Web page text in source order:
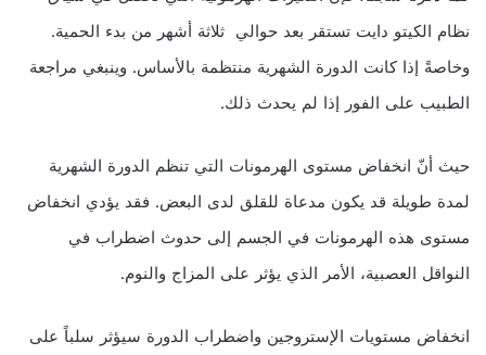
نظام الكيتو دايت تستقر بعد حوالي ثلاثة أشهر من بدء الحمية.
وخاصةً إذا كانت الدورة الشهرية منتظمة بالأساس. وينبغي مراجعة
الطبيب على الفور إذا لم يحدث ذلك.
حيث أنّ انخفاض مستوى الهرمونات التي تنظم الدورة الشهرية
لمدة طويلة قد يكون مدعاة للقلق لدى البعض. فقد يؤدي انخفاض
مستوى هذه الهرمونات في الجسم إلى حدوث اضطراب في
النواقل العصبية، الأمر الذي يؤثر على المزاج والنوم.
انخفاض مستويات الإستروجين واضطراب الدورة سيؤثر سلباً على